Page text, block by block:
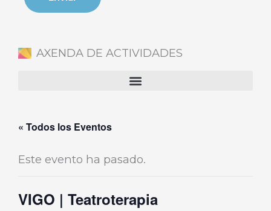
AXENDA DE ACTIVIDADES
« Todos los Eventos
Este evento ha pasado.
VIGO | Teatroterapia